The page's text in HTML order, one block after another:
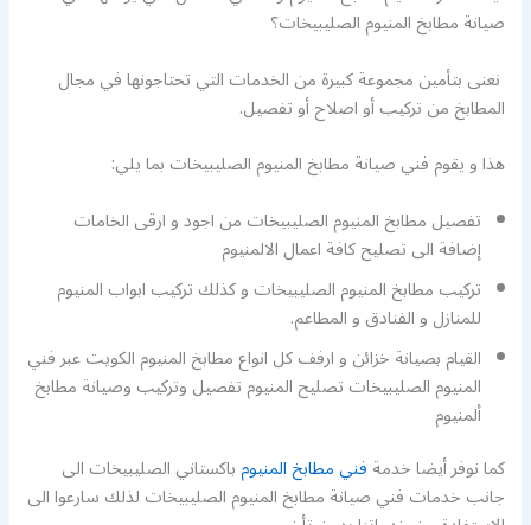
صيانة مطابخ المنيوم الصليبيخات؟
نعنى بتأمين مجموعة كبيرة من الخدمات التي تحتاجونها في مجال
المطابخ من تركيب أو اصلاح أو تفصيل.
هذا و يقوم فني صيانة مطابخ المنيوم الصليبيخات بما يلي:
تفصيل مطابخ المنيوم الصليبيخات من اجود و ارقى الخامات
إضافة الى تصليح كافة اعمال الالمنيوم
تركيب مطابخ المنيوم الصليبيخات و كذلك تركيب ابواب المنيوم
للمنازل و الفنادق و المطاعم.
القيام بصيانة خزائن و ارفف كل انواع مطابخ المنيوم الكويت عبر فني
المنيوم الصليبيخات تصليح المنيوم تفصيل وتركيب وصيانة مطابخ
ألمنيوم
كما نوفر أيضا خدمةفني مطابخ المنيومباكستاني الصليبيخات الى
جانب خدمات فني صيانة مطابخ المنيوم الصليبيخات لذلك سارعوا الى